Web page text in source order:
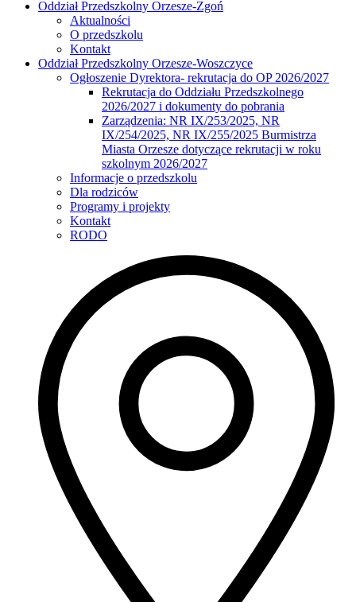
Oddział Przedszkolny Orzesze-Zgoń
Aktualności
O przedszkolu
Kontakt
Oddział Przedszkolny Orzesze-Woszczyce
Ogłoszenie Dyrektora- rekrutacja do OP 2026/2027
Rekrutacja do Oddziału Przedszkolnego
2026/2027 i dokumenty do pobrania
Zarządzenia: NR IX/253/2025, NR
IX/254/2025, NR IX/255/2025 Burmistrza
Miasta Orzesze dotyczące rekrutacji w roku
szkolnym 2026/2027
Informacje o przedszkolu
Dla rodziców
Programy i projekty
Kontakt
RODO